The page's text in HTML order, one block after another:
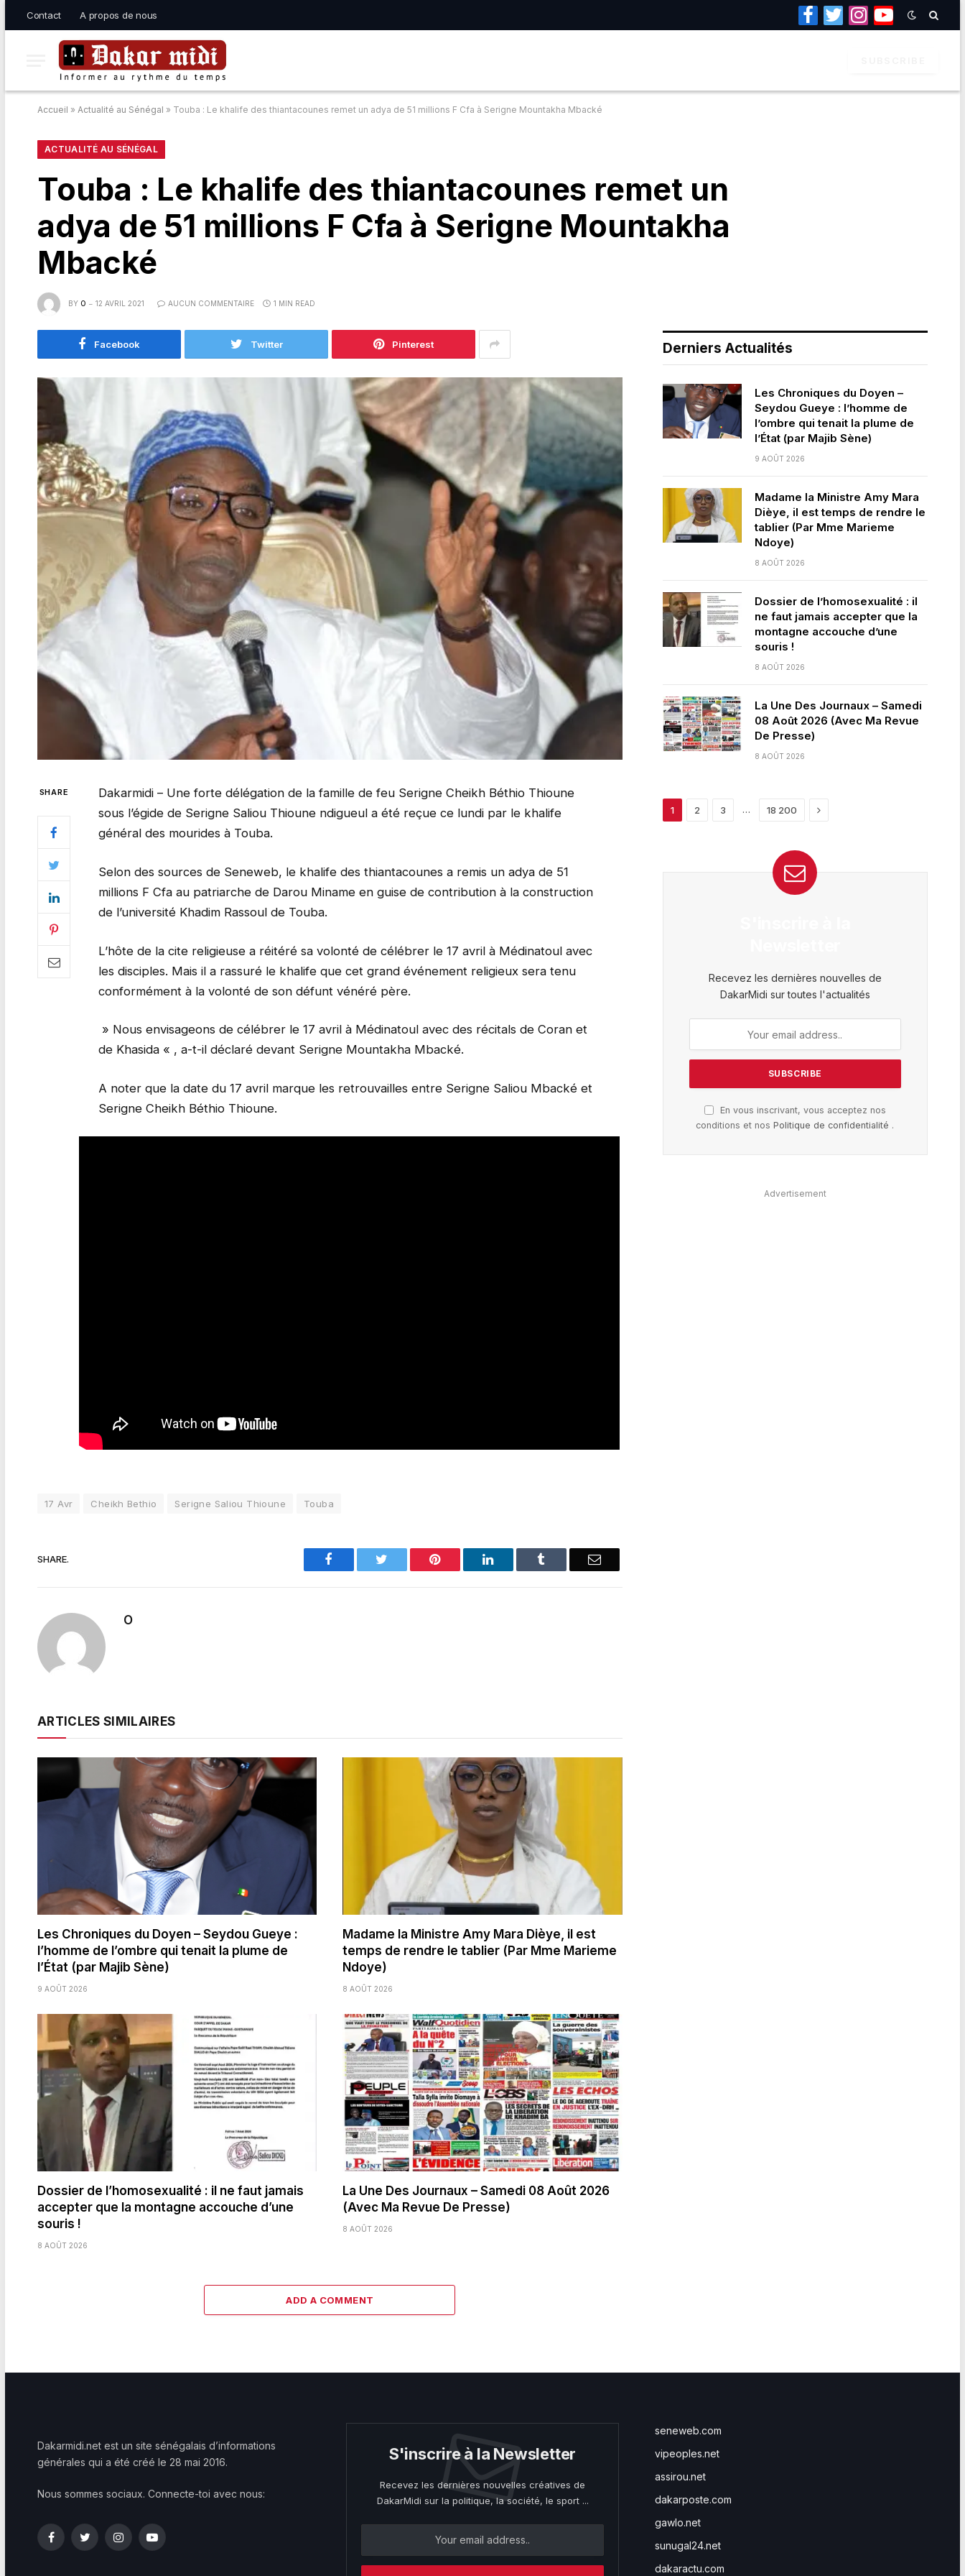
Contact A propos de nous
Facebook
TwitterInstagramYouTube
Accueil » Actualité au Sénégal » Touba : Le khalife des thiantacounes remet un adya de 51 millions F Cfa à Serigne Mountakha Mbacké
ACTUALITÉ AU SÉNÉGAL
Touba : Le khalife des thiantacounes remet un
adya de 51 millions F Cfa à Serigne Mountakha
Mbacké
BY O 12 AVRIL 2021 AUCUN COMMENTAIRE 1 MIN READ
Facebook Twitter Pinterest
SHARE
Dakarmidi – Une forte délégation de la famille de feu Serigne Cheikh Béthio Thioune
sous l’égide de Serigne Saliou Thioune ndigueul a été reçue ce lundi par le khalife
général des mourides à Touba.
Selon des sources de Seneweb, le khalife des thiantacounes a remis un adya de 51
millions F Cfa au patriarche de Darou Miname en guise de contribution à la construction
de l’université Khadim Rassoul de Touba.
L’hôte de la cite religieuse a réitéré sa volonté de célébrer le 17 avril à Médinatoul avec
les disciples. Mais il a rassuré le khalife que cet grand événement religieux sera tenu
conformément à la volonté de son défunt vénéré père.
» Nous envisageons de célébrer le 17 avril à Médinatoul avec des récitals de Coran et
de Khasida « , a-t-il déclaré devant Serigne Mountakha Mbacké.
A noter que la date du 17 avril marque les retrouvailles entre Serigne Saliou Mbacké et
Serigne Cheikh Béthio Thioune.
17 Avr Cheikh Bethio Serigne Saliou Thioune Touba
SHARE. Facebook Pinterest LinkedIn Email
O
ARTICLES SIMILAIRES
Les Chroniques du Doyen – Seydou Gueye :
l’homme de l’ombre qui tenait la plume de
l’État (par Majib Sène)
9 AOÛT 2026
Madame la Ministre Amy Mara Dièye, il est
temps de rendre le tablier (Par Mme Marieme
Ndoye)
8 AOÛT 2026
Dossier de l’homosexualité : il ne faut jamais
accepter que la montagne accouche d’une
souris !
8 AOÛT 2026
La Une Des Journaux – Samedi 08 Août 2026
(Avec Ma Revue De Presse)
8 AOÛT 2026
ADD A COMMENT
Derniers Actualités
Les Chroniques du Doyen –
Seydou Gueye : l’homme de
l’ombre qui tenait la plume de
l’État (par Majib Sène)
9 AOÛT 2026
Madame la Ministre Amy Mara
Dièye, il est temps de rendre le
tablier (Par Mme Marieme
Ndoye)
8 AOÛT 2026
Dossier de l’homosexualité : il
ne faut jamais accepter que la
montagne accouche d’une
souris !
8 AOÛT 2026
La Une Des Journaux – Samedi
08 Août 2026 (Avec Ma Revue
De Presse)
8 AOÛT 2026
1 2 3 … 18 200 Next
Recevez les dernières nouvelles de
DakarMidi sur toutes l'actualités
En vous inscrivant, vous acceptez nos
conditions et nosPolitique de confidentialité .
Advertisement
Dakarmidi.net est un site sénégalais d’informations
générales qui a été créé le 28 mai 2016.
Nous sommes sociaux. Connecte-toi avec nous:
FacebookTwitterInstagramYouTube
S'inscrire à la Newsletter
Recevez les dernières nouvelles créatives de
DakarMidi sur la politique, la société, le sport ...
seneweb.com
vipeoples.net
assirou.net
dakarposte.com
gawlo.net
sunugal24.net
dakaractu.com